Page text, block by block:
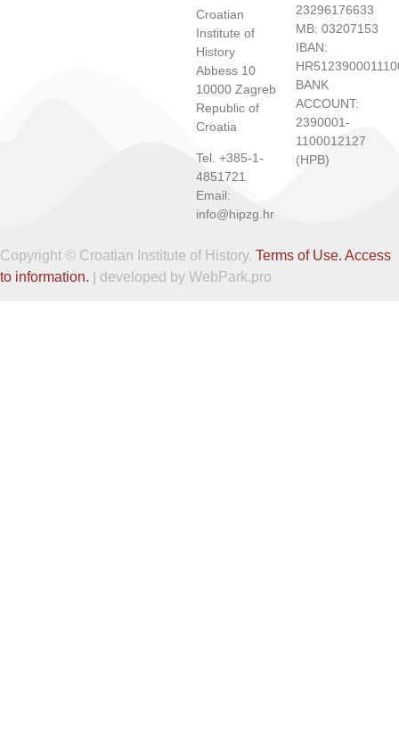
Croatian
Institute of
History
Abbess 10
10000 Zagreb
Republic of
Croatia
Tel. +385-1-
4851721
Email:
info@hipzg.hr
23296176633
MB: 03207153
IBAN:
BANK
ACCOUNT:
2390001-
1100012127
(HPB)
Copyright © Croatian Institute of History. Terms of Use. Access
to information. | developed by WebPark.pro